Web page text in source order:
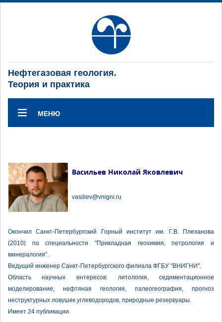
Нефтегазовая геология.
Теория и практика
МЕНЮ
Васильев Николай Яковлевич
vasiliev@vnigni.ru
Окончил Санкт-Петербургский Горный институт им. Г.В. Плеханова
(2010) по специальности "Прикладная геохимия, петрология и
минералогия".
Ведущий инженер Санкт-Петербургского филиала ФГБУ "ВНИГНИ".
Область научных интересов: литология, седиментационное
моделирование, нефтяная геология, палеогеография, прогноз
неструктурных ловушек углеводородов, природные резервуары.
Имеет 24 публикации.